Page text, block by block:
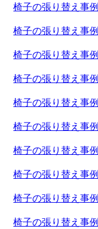
椅子の張り替え事
椅子の張り替え事
椅子の張り替え事
椅子の張り替え事
椅子の張り替え事
椅子の張り替え事
椅子の張り替え事
椅子の張り替え事
椅子の張り替え事
椅子の張り替え事